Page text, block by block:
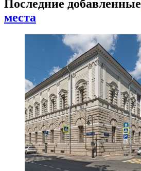
Последние добавленные
места